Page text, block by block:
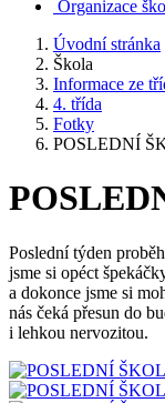
Organizace
Úvodní stránka
Škola
Informace ze
4. třída
Fotky
POSLEDNÍ
Poslední týden
jsme si opéct
a dokonce jsme si
nás čeká přesun do
i lehkou nervozitou.